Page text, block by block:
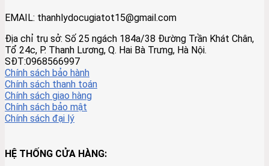
EMAIL: thanhlydocugiatot15@gmail.com
Địa chỉ trụ sở: Số 25 ngách 184a/38 Đường Trần Khát Chân,
Tổ 24c, P. Thanh Lương, Q. Hai Bà Trưng, Hà Nội.
SĐT:0968566997
Chính sách bảo hành
Chính sách thanh toán
Chính sách giao hàng
Chính sách bảo mật
Chính sách đại lý
HỆ THỐNG CỬA HÀNG: